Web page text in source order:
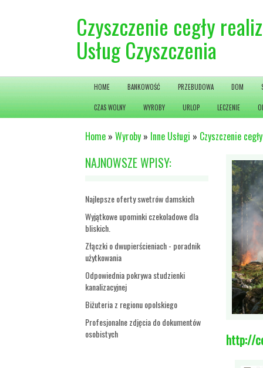
Czyszczenie cegły
Usług Czyszczenia
HOME BANKOWOŚĆ PRZEBUDOWA DOM
CZAS WOLNY WYROBY URLOP LECZENIE
Home » Wyroby » Inne Usługi » Czyszczenie
NAJNOWSZE WPISY:
Najlepsze oferty swetrów damskich
Wyjątkowe upominki czekoladowe dla
bliskich.
Złączki o dwupierścieniach - poradnik
użytkowania
Odpowiednia pokrywa studzienki
kanalizacyjnej
Biżuteria z regionu opolskiego
Profesjonalne zdjęcia do dokumentów
osobistych
http://